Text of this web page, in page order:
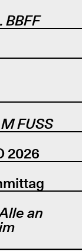
BBFF
FUSS
2026
an